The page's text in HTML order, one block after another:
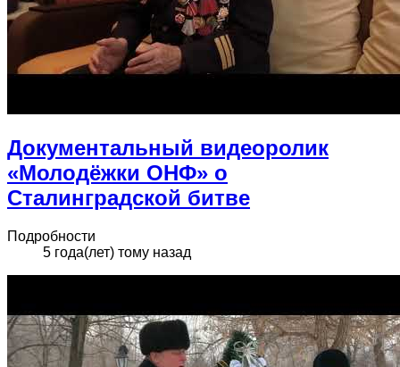
Документальный видеоролик
«Молодёжки ОНФ» о
Сталинградской битве
Подробности
5 года(лет) тому назад